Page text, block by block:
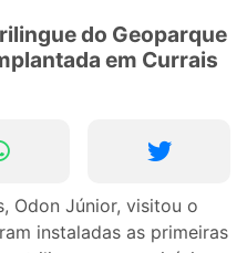
do Geoparque
em Currais
Odon Júnior, visitou o
instaladas as primeiras